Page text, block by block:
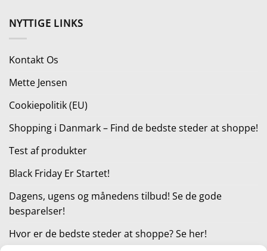
NYTTIGE LINKS
Kontakt Os
Mette Jensen
Cookiepolitik (EU)
Shopping i Danmark – Find de bedste steder at shoppe!
Test af produkter
Black Friday Er Startet!
Dagens, ugens og månedens tilbud! Se de gode
besparelser!
Hvor er de bedste steder at shoppe? Se her!